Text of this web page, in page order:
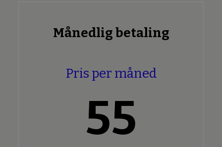
Månedlig betaling
Pris per måned
55